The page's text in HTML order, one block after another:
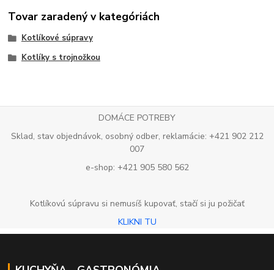
Tovar zaradený v kategóriách
Kotlíkové súpravy
Kotlíky s trojnožkou
DOMÁCE POTREBY
Sklad, stav objednávok, osobný odber, reklamácie: +421 902 212
007
e-shop: +421 905 580 562
Kotlíkovú súpravu si nemusíš kupovať, stačí si ju požičať
KLIKNI TU